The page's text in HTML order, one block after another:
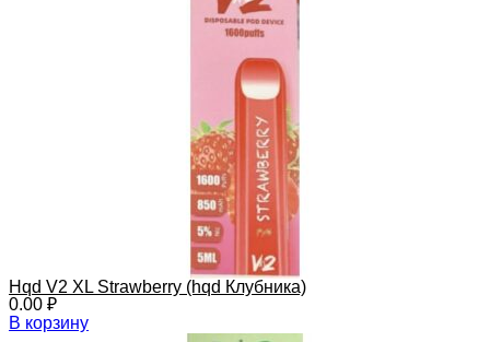
Hqd V2 XL Strawberry (hqd Клубника)
0.00 ₽
В корзину